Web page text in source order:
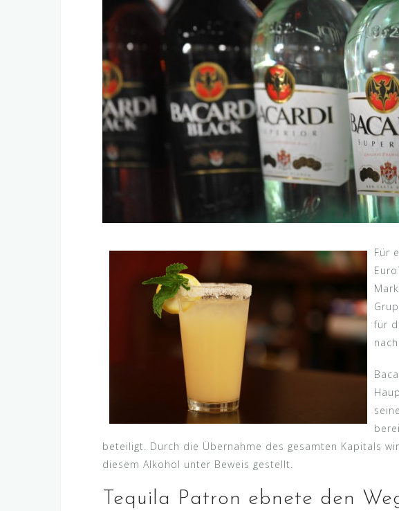
Für
für
beteiligt. Durch die Übernahme des gesamten Kapitals
diesem Alkohol unter Beweis gestellt.
Tequila Patron ebnete den